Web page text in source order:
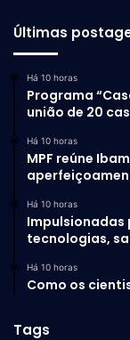
Últimas
Há 10 horas
Programa
união de 20
Há 10 horas
MPF reúne
Há 10 horas
Impulsionadas
tecnologias,
Há 10 horas
Como os
Tags